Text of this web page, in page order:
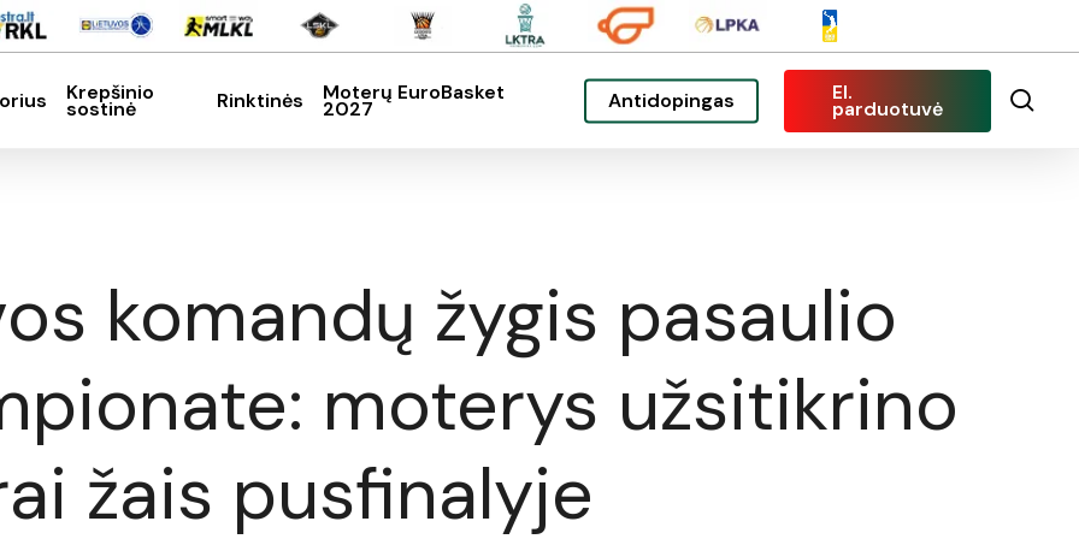
Krepšinio
sostinė Rinktinės Moterų EuroBasket
2027 Antidopingas El.
parduotuvė
komandų žygis pasaulio
moterys užsitikrino
žais pusfinalyje